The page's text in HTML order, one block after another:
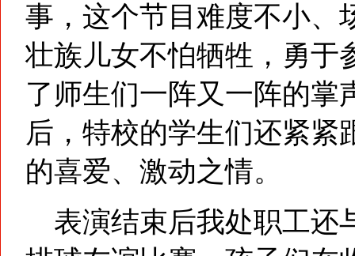
事，这个节目难度不小、
壮族儿女不怕牺牲，勇于
了师生们一阵又一阵的掌
后，特校的学生们还紧紧
的喜爱、激动之情。
表演结束后我处职工还